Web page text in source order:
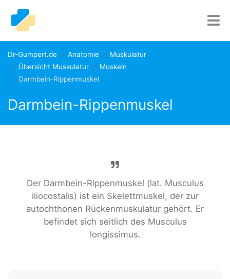
Dr-Gumpert.de Anatomie
Muskulatur
Übersicht Muskulatur
Muskeln
Darmbein-Rippenmuskel
Darmbein-Rippenmuskel
Der Darmbein-Rippenmuskel (lat. Musculus
iliocostalis) ist ein Skelettmuskel, der zur
autochthonen Rückenmuskulatur gehört. Er
befindet sich seitlich des Musculus
longissimus.